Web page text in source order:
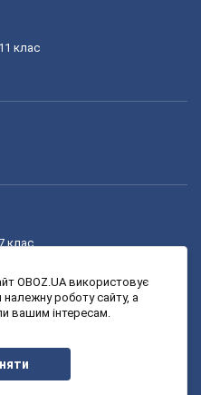
11 клас
клас
клас
OBOZ.UA використовує
роботу сайту, а
вашим інтересам.